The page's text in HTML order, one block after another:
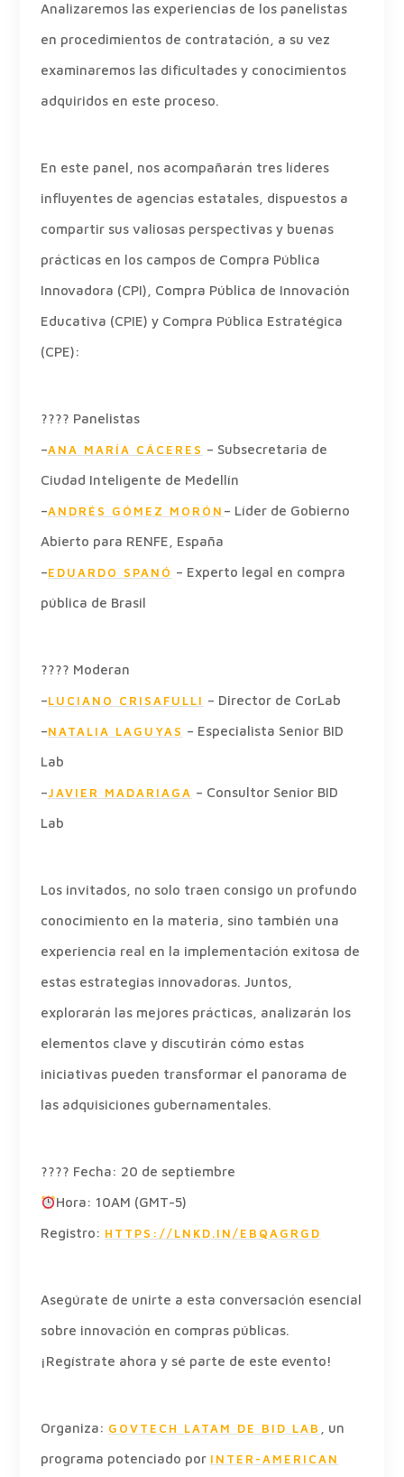
Analizaremos las experiencias de los panelistas
en procedimientos de contratación, a su vez
examinaremos las dificultades y conocimientos
adquiridos en este proceso.
En este panel, nos acompañarán tres líderes
influyentes de agencias estatales, dispuestos a
compartir sus valiosas perspectivas y buenas
prácticas en los campos de Compra Pública
Innovadora (CPI), Compra Pública de Innovación
Educativa (CPIE) y Compra Pública Estratégica
(CPE):
???? Panelistas
–ANA MARÍA CÁCERES – Subsecretaria de
Ciudad Inteligente de Medellín
–ANDRÉS GÓMEZ MORÓN – Líder de Gobierno
Abierto para RENFE, España
–EDUARDO SPANÓ – Experto legal en compra
pública de Brasil
???? Moderan
–LUCIANO CRISAFULLI – Director de CorLab
–NATALIA LAGUYAS – Especialista Senior BID
Lab
–JAVIER MADARIAGA – Consultor Senior BID
Lab
Los invitados, no solo traen consigo un profundo
conocimiento en la materia, sino también una
experiencia real en la implementación exitosa de
estas estrategias innovadoras. Juntos,
explorarán las mejores prácticas, analizarán los
elementos clave y discutirán cómo estas
iniciativas pueden transformar el panorama de
las adquisiciones gubernamentales.
???? Fecha: 20 de septiembre
Hora: 10AM (GMT-5)
Registro: HTTPS://LNKD.IN/EBQAGRGD
Asegúrate de unirte a esta conversación esencial
sobre innovación en compras públicas.
¡Regístrate ahora y sé parte de este evento!
Organiza: GOVTECH LATAM DE BID LAB , un
programa potenciado por INTER-AMERICAN